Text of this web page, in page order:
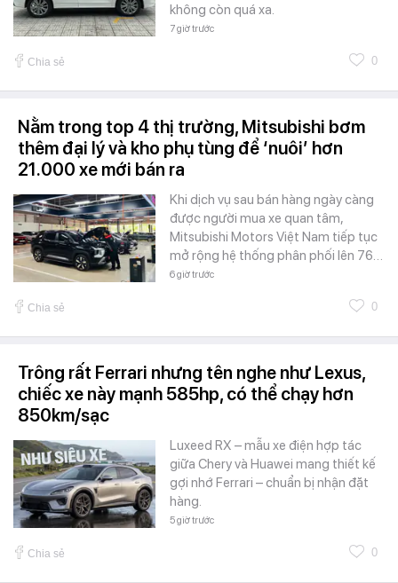
không còn quá xa.
7 giờ trước
Chia sẻ 0
Nằm trong top 4 thị trường, Mitsubishi bơm
thêm đại lý và kho phụ tùng để ‘nuôi’ hơn
21.000 xe mới bán ra
Khi dịch vụ sau bán hàng ngày càng
được người mua xe quan tâm,
Mitsubishi Motors Việt Nam tiếp tục
mở rộng hệ thống phân phối lên 76…
6 giờ trước
Chia sẻ 0
Trông rất Ferrari nhưng tên nghe như Lexus,
chiếc xe này mạnh 585hp, có thể chạy hơn
850km/sạc
Luxeed RX – mẫu xe điện hợp tác
giữa Chery và Huawei mang thiết kế
gợi nhớ Ferrari – chuẩn bị nhận đặt
hàng.
5 giờ trước
Chia sẻ 0